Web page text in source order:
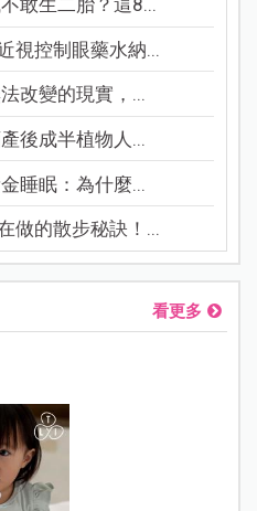
間規模不小的院所。
卡或現金，準備好自己要
翻譯或是手機翻譯軟體翻
就診，因此流程較繁